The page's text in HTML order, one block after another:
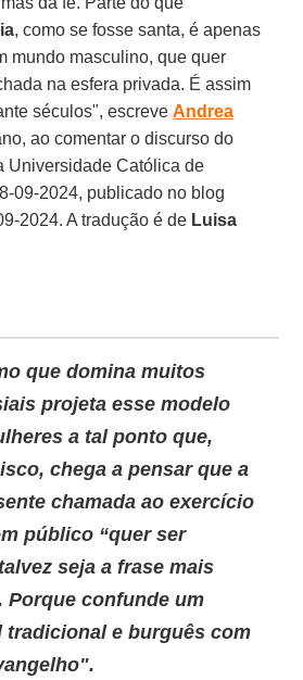
, como se fosse santa, é apenas
mundo masculino, que quer
na esfera privada. É assim
séculos", escreveAndrea
ao comentar o discurso do
Universidade Católica de
09-2024, publicado no blog
2024. A tradução é de Luisa
que domina muitos
projeta esse modelo
a tal ponto que,
, chega a pensar que a
chamada ao exercício
público “quer ser
seja a frase mais
Porque confunde um
tradicional e burguês com
".